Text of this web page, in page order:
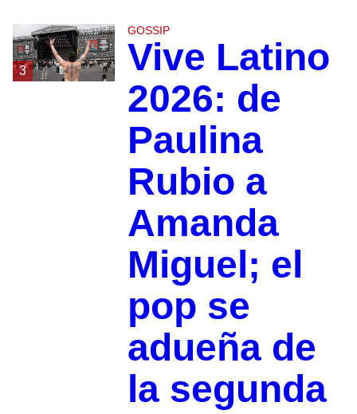
3
GOSSIP
Vive Latino
2026: de
Paulina
Rubio a
Amanda
Miguel; el
pop se
adueña de
la segunda